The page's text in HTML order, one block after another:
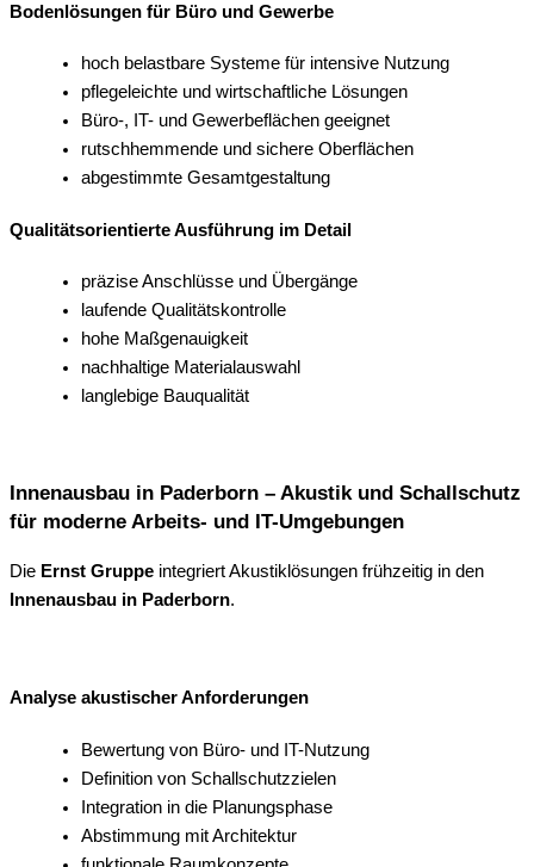
Bodenlösungen für Büro und Gewerbe
hoch belastbare Systeme für intensive Nutzung
pflegeleichte und wirtschaftliche Lösungen
Büro-, IT- und Gewerbeflächen geeignet
rutschhemmende und sichere Oberflächen
abgestimmte Gesamtgestaltung
Qualitätsorientierte Ausführung im Detail
präzise Anschlüsse und Übergänge
laufende Qualitätskontrolle
hohe Maßgenauigkeit
nachhaltige Materialauswahl
langlebige Bauqualität
Innenausbau in Paderborn – Akustik und Schallschutz
für moderne Arbeits- und IT-Umgebungen
Die Ernst Gruppe integriert Akustiklösungen frühzeitig in den
Innenausbau in Paderborn.
Analyse akustischer Anforderungen
Bewertung von Büro- und IT-Nutzung
Definition von Schallschutzzielen
Integration in die Planungsphase
Abstimmung mit Architektur